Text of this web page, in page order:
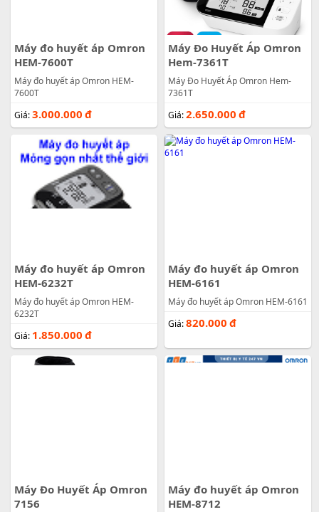
Máy đo huyết áp Omron
HEM-7600T
Máy đo huyết áp Omron HEM-
7600T
Giá:3.000.000 đ
Máy Đo Huyết Áp Omron
Hem-7361T
Máy Đo Huyết Áp Omron Hem-
7361T
Giá:2.650.000 đ
Máy đo huyết áp Omron
HEM-6232T
Máy đo huyết áp Omron HEM-
6232T
Giá: 1.850.000 đ
Máy đo huyết áp Omron
HEM-6161
Máy đo huyết áp Omron HEM-6161
Giá:820.000 đ
Máy Đo Huyết Áp Omron
7156
Máy đo huyết áp Omron
HEM-8712